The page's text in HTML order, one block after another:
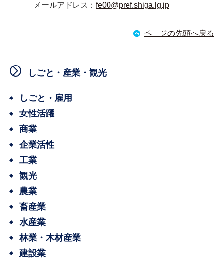
メールアドレス： fe00@pref.shiga.lg.jp
ページの先頭へ戻る
しごと・産業・観光
しごと・雇用
女性活躍
商業
企業活性
工業
観光
農業
畜産業
水産業
林業・木材産業
建設業